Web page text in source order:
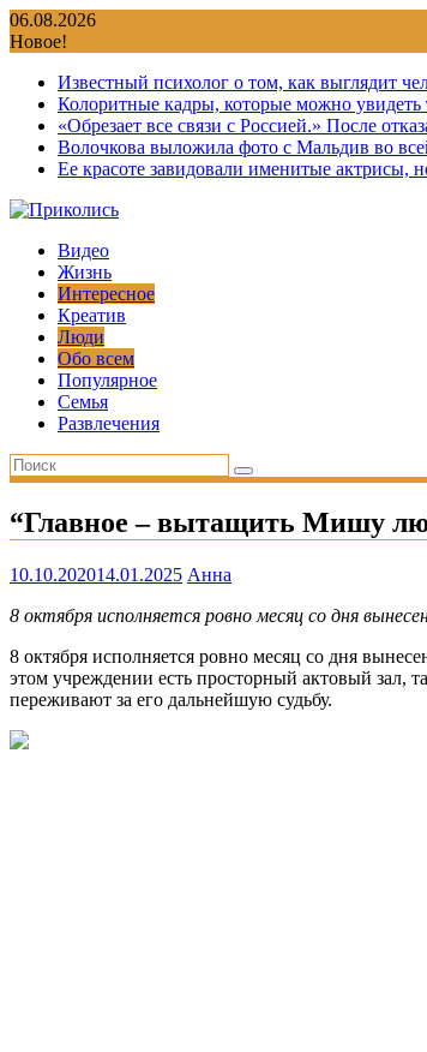
Перейти
к
06.08.2026
Новое!
Известный психолог о том, как выглядит
Колоритные кадры, которые можно увидеть
«Обрезает все связи с Россией.» После
Волочкова выложила фото с Мальдив во
Ее красоте завидовали именитые актрисы,
Видео
Жизнь
Интересное
Креатив
Люди
Обо всем
Популярное
Семья
Развлечения
“Главное – вытащить Мишу
10.10.202014.01.2025 Анна
8 октября исполняется ровно месяц со дня
8 октября исполняется ровно месяц со дня
этом учреждении есть просторный актовый зал,
переживают за его дальнейшую судьбу.